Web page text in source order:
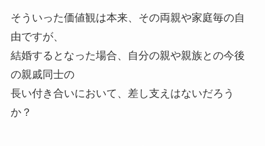
そういった価値観は本来、その両親や家庭毎の自
由ですが、
結婚するとなった場合、自分の親や親族との今後
の親戚同士の
長い付き合いにおいて、差し支えはないだろう
か？